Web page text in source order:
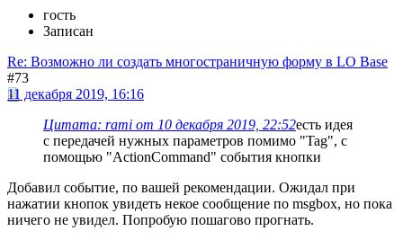
гость
Записан
Re: Возможно ли создать многостраничную форму в LO Base
#73
11 декабря 2019, 16:16
Цитата: rami от 10 декабря 2019, 22:52есть идея
с передачей нужных параметров помимо "Tag", с
помощью "ActionCommand" события кнопки
Добавил событие, по вашей рекомендации. Ожидал при
нажатии кнопок увидеть некое сообщение по msgbox, но пока
ничего не увидел. Попробую пошагово прогнать.